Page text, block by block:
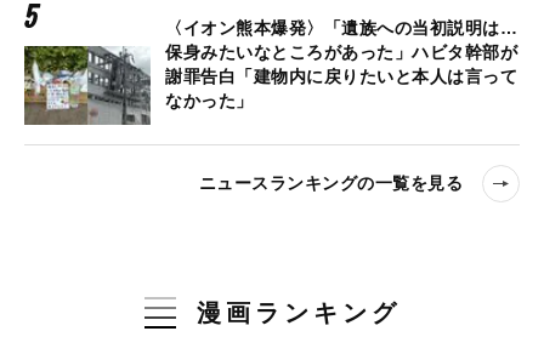
〈イオン熊本爆発〉「遺族への当初説明は…
保身みたいなところがあった」ハビタ幹部が
謝罪告白「建物内に戻りたいと本人は言って
なかった」
ニュースランキングの一覧を見る
漫画ランキング